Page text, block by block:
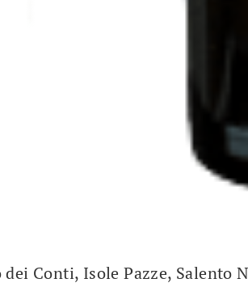
dei Conti, Isole Pazze, Salento